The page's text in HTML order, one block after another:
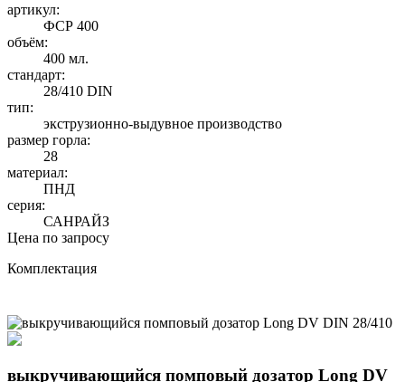
артикул:
ФСР 400
объём:
400 мл.
стандарт:
28/410 DIN
тип:
экструзионно-выдувное производство
размер горла:
28
материал:
ПНД
серия:
САНРАЙЗ
Цена по запросу
Комплектация
выкручивающийся помповый дозатор Long DV